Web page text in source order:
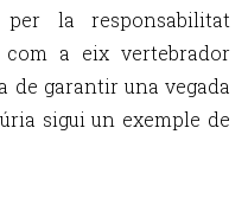
la responsabilitat
com a eix vertebrador
de garantir una vegada
sigui un exemple de